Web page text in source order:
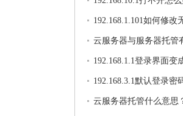
192.168.1.101如何修改
云服务器与服务器托管
192.168.1.1登录界面变
192.168.3.1默认登录密
云服务器托管什么意思